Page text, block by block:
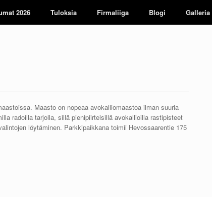
2026 Tuloksia Firmaliiga Blogi Galleria
Maasto on nopeaa avokalliomaastoa ilman suuria
radoilla tarjolla, sillä pienipiirteisillä avokallioilla rastipisteet
löytäminen. Parkkipaikkana toimii Hevossaarentie 175